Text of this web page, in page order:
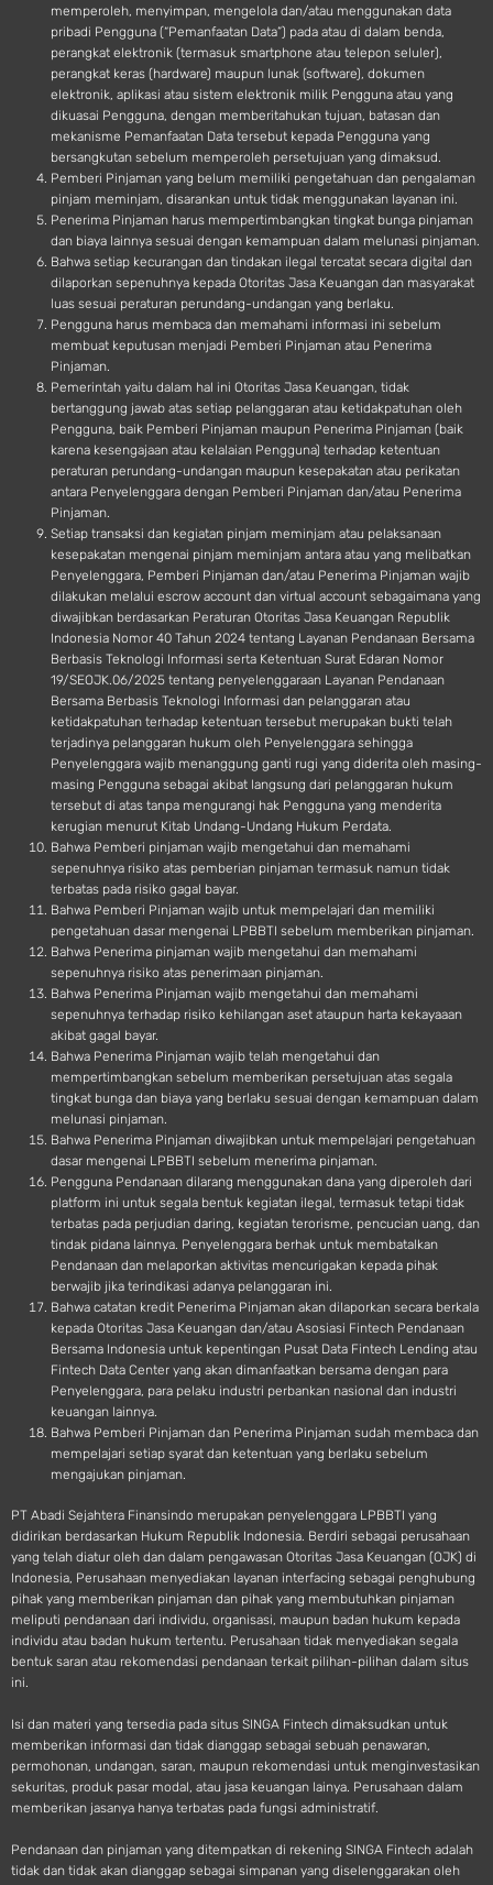
memperoleh, menyimpan, mengelola dan/atau menggunakan data
pribadi Pengguna (“Pemanfaatan Data”) pada atau di dalam benda,
perangkat elektronik (termasuk smartphone atau telepon seluler),
perangkat keras (hardware) maupun lunak (software), dokumen
elektronik, aplikasi atau sistem elektronik milik Pengguna atau yang
dikuasai Pengguna, dengan memberitahukan tujuan, batasan dan
mekanisme Pemanfaatan Data tersebut kepada Pengguna yang
bersangkutan sebelum memperoleh persetujuan yang dimaksud.
Pemberi Pinjaman yang belum memiliki pengetahuan dan pengalaman
pinjam meminjam, disarankan untuk tidak menggunakan layanan ini.
Penerima Pinjaman harus mempertimbangkan tingkat bunga pinjaman
dan biaya lainnya sesuai dengan kemampuan dalam melunasi pinjaman.
Bahwa setiap kecurangan dan tindakan ilegal tercatat secara digital dan
dilaporkan sepenuhnya kepada Otoritas Jasa Keuangan dan masyarakat
luas sesuai peraturan perundang-undangan yang berlaku.
Pengguna harus membaca dan memahami informasi ini sebelum
membuat keputusan menjadi Pemberi Pinjaman atau Penerima
Pinjaman.
Pemerintah yaitu dalam hal ini Otoritas Jasa Keuangan, tidak
bertanggung jawab atas setiap pelanggaran atau ketidakpatuhan oleh
Pengguna, baik Pemberi Pinjaman maupun Penerima Pinjaman (baik
karena kesengajaan atau kelalaian Pengguna) terhadap ketentuan
peraturan perundang-undangan maupun kesepakatan atau perikatan
antara Penyelenggara dengan Pemberi Pinjaman dan/atau Penerima
Pinjaman.
Setiap transaksi dan kegiatan pinjam meminjam atau pelaksanaan
kesepakatan mengenai pinjam meminjam antara atau yang melibatkan
Penyelenggara, Pemberi Pinjaman dan/atau Penerima Pinjaman wajib
dilakukan melalui escrow account dan virtual account sebagaimana yang
diwajibkan berdasarkan Peraturan Otoritas Jasa Keuangan Republik
Indonesia Nomor 40 Tahun 2024 tentang Layanan Pendanaan Bersama
Berbasis Teknologi Informasi serta Ketentuan Surat Edaran Nomor
19/SEOJK.06/2025 tentang penyelenggaraan Layanan Pendanaan
Bersama Berbasis Teknologi Informasi dan pelanggaran atau
ketidakpatuhan terhadap ketentuan tersebut merupakan bukti telah
terjadinya pelanggaran hukum oleh Penyelenggara sehingga
Penyelenggara wajib menanggung ganti rugi yang diderita oleh masing-
masing Pengguna sebagai akibat langsung dari pelanggaran hukum
tersebut di atas tanpa mengurangi hak Pengguna yang menderita
kerugian menurut Kitab Undang-Undang Hukum Perdata.
Bahwa Pemberi pinjaman wajib mengetahui dan memahami
sepenuhnya risiko atas pemberian pinjaman termasuk namun tidak
terbatas pada risiko gagal bayar.
Bahwa Pemberi Pinjaman wajib untuk mempelajari dan memiliki
pengetahuan dasar mengenai LPBBTI sebelum memberikan pinjaman.
Bahwa Penerima pinjaman wajib mengetahui dan memahami
sepenuhnya risiko atas penerimaan pinjaman.
Bahwa Penerima Pinjaman wajib mengetahui dan memahami
sepenuhnya terhadap risiko kehilangan aset ataupun harta kekayaaan
akibat gagal bayar.
Bahwa Penerima Pinjaman wajib telah mengetahui dan
mempertimbangkan sebelum memberikan persetujuan atas segala
tingkat bunga dan biaya yang berlaku sesuai dengan kemampuan dalam
melunasi pinjaman.
Bahwa Penerima Pinjaman diwajibkan untuk mempelajari pengetahuan
dasar mengenai LPBBTI sebelum menerima pinjaman.
Pengguna Pendanaan dilarang menggunakan dana yang diperoleh dari
platform ini untuk segala bentuk kegiatan ilegal, termasuk tetapi tidak
terbatas pada perjudian daring, kegiatan terorisme, pencucian uang, dan
tindak pidana lainnya. Penyelenggara berhak untuk membatalkan
Pendanaan dan melaporkan aktivitas mencurigakan kepada pihak
berwajib jika terindikasi adanya pelanggaran ini.
Bahwa catatan kredit Penerima Pinjaman akan dilaporkan secara berkala
kepada Otoritas Jasa Keuangan dan/atau Asosiasi Fintech Pendanaan
Bersama Indonesia untuk kepentingan Pusat Data Fintech Lending atau
Fintech Data Center yang akan dimanfaatkan bersama dengan para
Penyelenggara, para pelaku industri perbankan nasional dan industri
keuangan lainnya.
Bahwa Pemberi Pinjaman dan Penerima Pinjaman sudah membaca dan
mempelajari setiap syarat dan ketentuan yang berlaku sebelum
mengajukan pinjaman.
PT Abadi Sejahtera Finansindo merupakan penyelenggara LPBBTI yang
didirikan berdasarkan Hukum Republik Indonesia. Berdiri sebagai perusahaan
yang telah diatur oleh dan dalam pengawasan Otoritas Jasa Keuangan (OJK) di
Indonesia, Perusahaan menyediakan layanan interfacing sebagai penghubung
pihak yang memberikan pinjaman dan pihak yang membutuhkan pinjaman
meliputi pendanaan dari individu, organisasi, maupun badan hukum kepada
individu atau badan hukum tertentu. Perusahaan tidak menyediakan segala
bentuk saran atau rekomendasi pendanaan terkait pilihan-pilihan dalam situs
ini.
Isi dan materi yang tersedia pada situs SINGA Fintech dimaksudkan untuk
memberikan informasi dan tidak dianggap sebagai sebuah penawaran,
permohonan, undangan, saran, maupun rekomendasi untuk menginvestasikan
sekuritas, produk pasar modal, atau jasa keuangan lainya. Perusahaan dalam
memberikan jasanya hanya terbatas pada fungsi administratif.
Pendanaan dan pinjaman yang ditempatkan di rekening SINGA Fintech adalah
tidak dan tidak akan dianggap sebagai simpanan yang diselenggarakan oleh